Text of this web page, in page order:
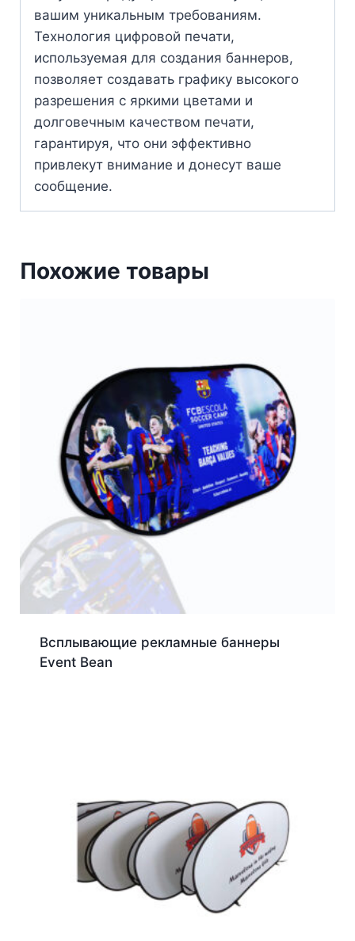
вашим уникальным требованиям.
Технология цифровой печати,
используемая для создания баннеров,
позволяет создавать графику высокого
разрешения с яркими цветами и
долговечным качеством печати,
гарантируя, что они эффективно
привлекут внимание и донесут ваше
сообщение.
Похожие товары
Всплывающие рекламные баннеры
Event Bean